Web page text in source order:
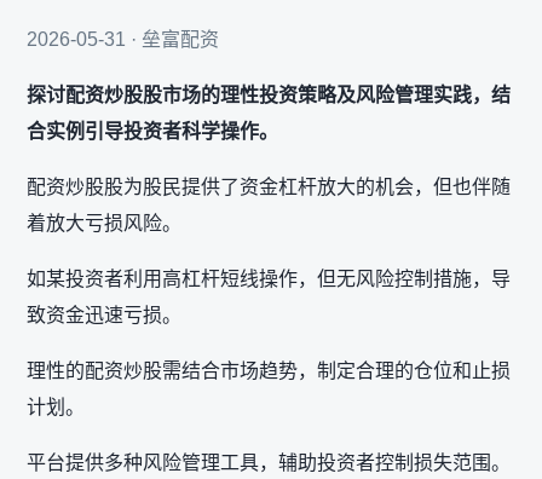
2026-05-31 · 垒富配资
探讨配资炒股股市场的理性投资策略及风险管理实践，结
合实例引导投资者科学操作。
配资炒股股为股民提供了资金杠杆放大的机会，但也伴随
着放大亏损风险。
如某投资者利用高杠杆短线操作，但无风险控制措施，导
致资金迅速亏损。
理性的配资炒股需结合市场趋势，制定合理的仓位和止损
计划。
平台提供多种风险管理工具，辅助投资者控制损失范围。